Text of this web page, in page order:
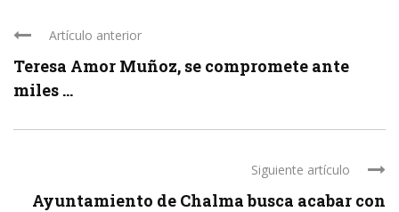
Artículo anterior
Teresa Amor Muñoz, se compromete ante
miles ...
Siguiente artículo
Ayuntamiento de Chalma busca acabar con